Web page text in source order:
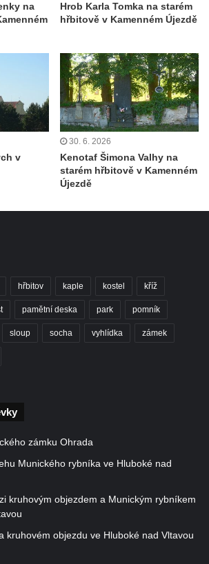
na hřbitově ve
na hřbitově v
na hřbitově v
na hřbitově v
na hřbitově v
na hřbitově v
na hřbitově v Cítolibech
na hřbitově v
na hřbitově v
na hřbitově ve
na
Hrob Karla Tomka na starém
hřbitově v Kamenném Újezdě
v
30. 6. 2026
Kenotaf Šimona Valhy na
starém hřbitově v Kamenném
Újezdě
hřbitov kaple kostel kříž
pamětní deska park pomník
sloup socha vyhlídka zámek
zámku Ohrada
Munického rybníka ve Hluboké nad
kruhovým objezdem a Munickým rybníkem
kruhovém objezdu ve Hluboké nad Vltavou